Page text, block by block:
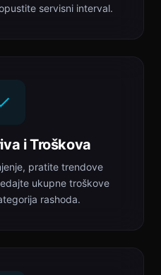
servisni interval.
i Troškova
pratite trendove
ukupne troškove
rashoda.